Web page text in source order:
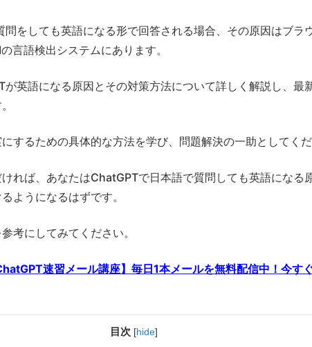
をしても英語になる形で回答される場合、その原因はブラ
言語検出システムにあります。
英語になる原因とその対策方法について詳しく解説し、最
するための具体的な方法を学び、問題解決の一助としてくだ
れば、あなたはChatGPTで日本語で質問しても英語になる
ようになるはずです。
考にしてみてください。
速習メール講座】毎日1本メールを無料配信中！今す
目次 [hide]